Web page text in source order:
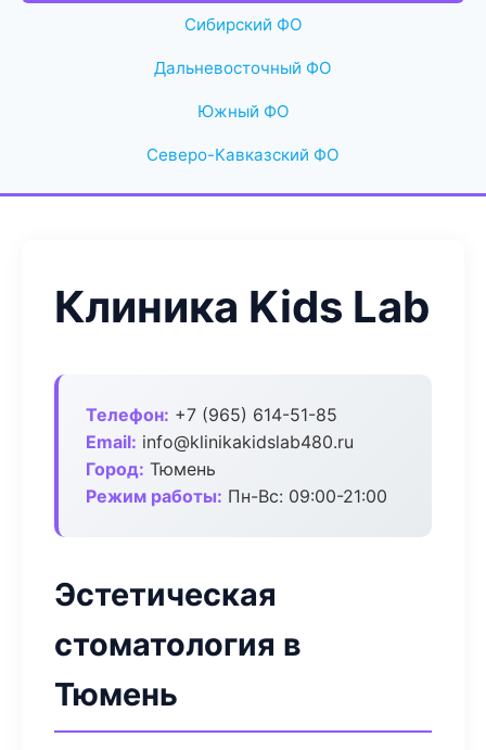
Сибирский ФО
Дальневосточный ФО
Южный ФО
Северо-Кавказский ФО
Клиника Kids Lab
Телефон: +7 (965) 614-51-85
Email: info@klinikakidslab480.ru
Город: Тюмень
Режим работы: Пн-Вс: 09:00-21:00
Эстетическая
стоматология в
Тюмень